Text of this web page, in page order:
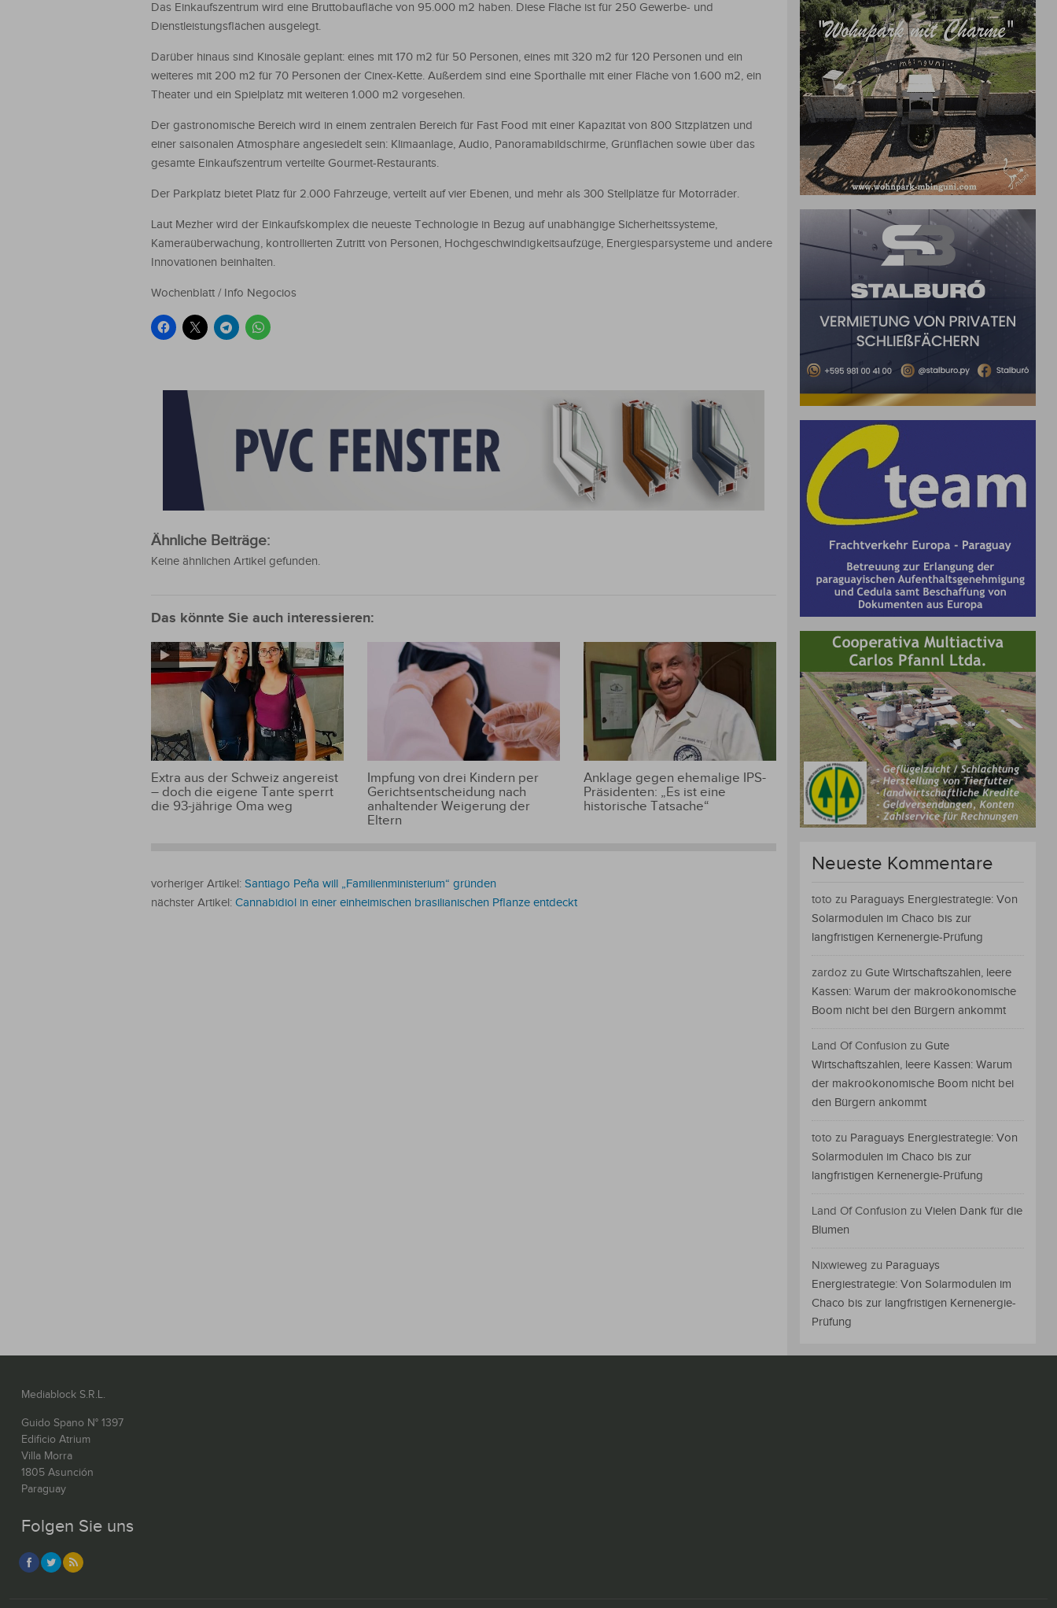
Das Einkaufszentrum wird eine Bruttobaufläche von 95.000 m2 haben. Diese Fläche ist für 250 Gewerbe- und
Dienstleistungsflächen ausgelegt.
Darüber hinaus sind Kinosäle geplant: eines mit 170 m2 für 50 Personen, eines mit 320 m2 für 120 Personen und ein
weiteres mit 200 m2 für 70 Personen der Cinex-Kette. Außerdem sind eine Sporthalle mit einer Fläche von 1.600 m2, ein
Theater und ein Spielplatz mit weiteren 1.000 m2 vorgesehen.
Der gastronomische Bereich wird in einem zentralen Bereich für Fast Food mit einer Kapazität von 800 Sitzplätzen und
einer saisonalen Atmosphäre angesiedelt sein: Klimaanlage, Audio, Panoramabildschirme, Grünflächen sowie über das
gesamte Einkaufszentrum verteilte Gourmet-Restaurants.
Der Parkplatz bietet Platz für 2.000 Fahrzeuge, verteilt auf vier Ebenen, und mehr als 300 Stellplätze für Motorräder.
Laut Mezher wird der Einkaufskomplex die neueste Technologie in Bezug auf unabhängige Sicherheitssysteme,
Kameraüberwachung, kontrollierten Zutritt von Personen, Hochgeschwindigkeitsaufzüge, Energiesparsysteme und andere
Innovationen beinhalten.
Wochenblatt / Info Negocios
Ähnliche Beiträge:
Keine ähnlichen Artikel gefunden.
Das könnte Sie auch interessieren:
Extra aus der Schweiz angereist
– doch die eigene Tante sperrt
die 93-jährige Oma weg
Impfung von drei Kindern per
Gerichtsentscheidung nach
anhaltender Weigerung der
Eltern
Anklage gegen ehemalige IPS-
Präsidenten: „Es ist eine
historische Tatsache“
vorheriger Artikel: Santiago Peña will „Familienministerium“ gründen
nächster Artikel: Cannabidiol in einer einheimischen brasilianischen Pflanze entdeckt
Neueste Kommentare
toto zu Paraguays Energiestrategie: Von
Solarmodulen im Chaco bis zur
langfristigen Kernenergie-Prüfung
zardoz zu Gute Wirtschaftszahlen, leere
Kassen: Warum der makroökonomische
Boom nicht bei den Bürgern ankommt
Land Of Confusion zu Gute
Wirtschaftszahlen, leere Kassen: Warum
der makroökonomische Boom nicht bei
den Bürgern ankommt
toto zu Paraguays Energiestrategie: Von
Solarmodulen im Chaco bis zur
langfristigen Kernenergie-Prüfung
Land Of Confusion zu Vielen Dank für die
Blumen
Nixwieweg zu Paraguays
Energiestrategie: Von Solarmodulen im
Chaco bis zur langfristigen Kernenergie-
Prüfung
Mediablock S.R.L.
Guido Spano N° 1397
Edificio Atrium
Villa Morra
1805 Asunción
Paraguay
Folgen Sie uns